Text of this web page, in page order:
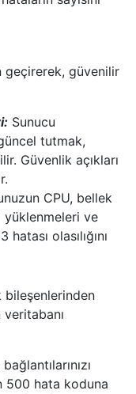
geçirerek, güvenilir
Sunucu
tutmak,
Güvenlik açıkları
CPU, bellek
yüklenmeleri ve
olasılığını
bileşenlerinden
500 hata koduna